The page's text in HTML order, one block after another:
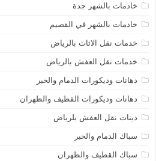
خادمات بالشهر جدة
خادمات بالشهر في القصيم
خدمات نقل الاثاث بالرياض
خدمات نقل العفش بالرياض
دهانات وديكورات الدمام والخبر
دهانات وديكورات القطيف والظهران
دينات نقل العفش بلرياض
سباك الدمام والخبر
سباك القطيف والظهران